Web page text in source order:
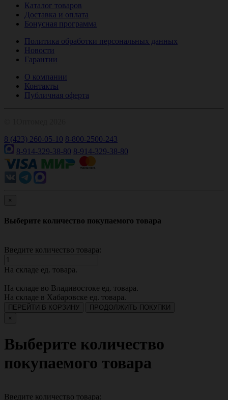
Каталог товаров
Доставка и оплата
Бонусная программа
Политика обработки персональных данных
Новости
Гарантии
О компании
Контакты
Публичная оферта
8 (423) 260-05-10 8-800-2500-243
8-914-329-38-80 8-914-329-38-80
×
Выберите количество покупаемого товара
Введите количество товара:
На складе ед. товара.
На складе во Владивостоке ед. товара.
На складе в Хабаровске ед. товара.
ПЕРЕЙТИ В КОРЗИНУ
ПРОДОЛЖИТЬ ПОКУПКИ
×
Выберите количество
покупаемого товара
Введите количество товара: